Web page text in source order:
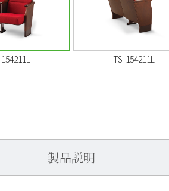
TS-154211L
製品説明